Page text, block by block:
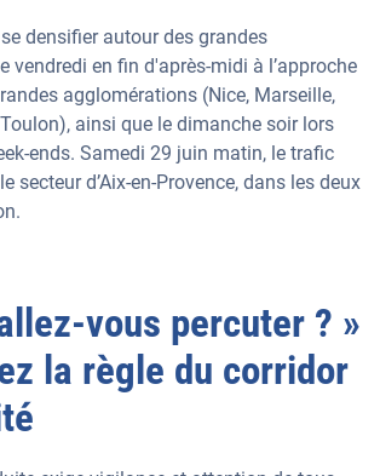
densifier autour des grandes
vendredi en fin d'après-midi à l’approche
agglomérations (Nice, Marseille,
ainsi que le dimanche soir lors
ends. Samedi 29 juin matin, le trafic
secteur d’Aix-en-Provence, dans les deux
vous percuter ? »
la règle du corridor